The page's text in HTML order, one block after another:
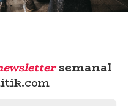
semanal